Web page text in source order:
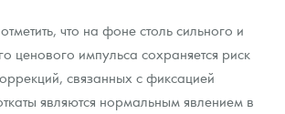
что на фоне столь сильного и
ценового импульса сохраняется риск
связанных с фиксацией
являются нормальным явлением в